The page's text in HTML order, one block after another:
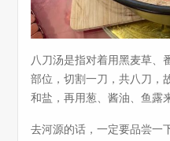
八刀汤是指对着用黑麦草、
部位，切割一刀，共八刀，
和盐，再用葱、酱油、鱼露
去河源的话，一定要品尝一